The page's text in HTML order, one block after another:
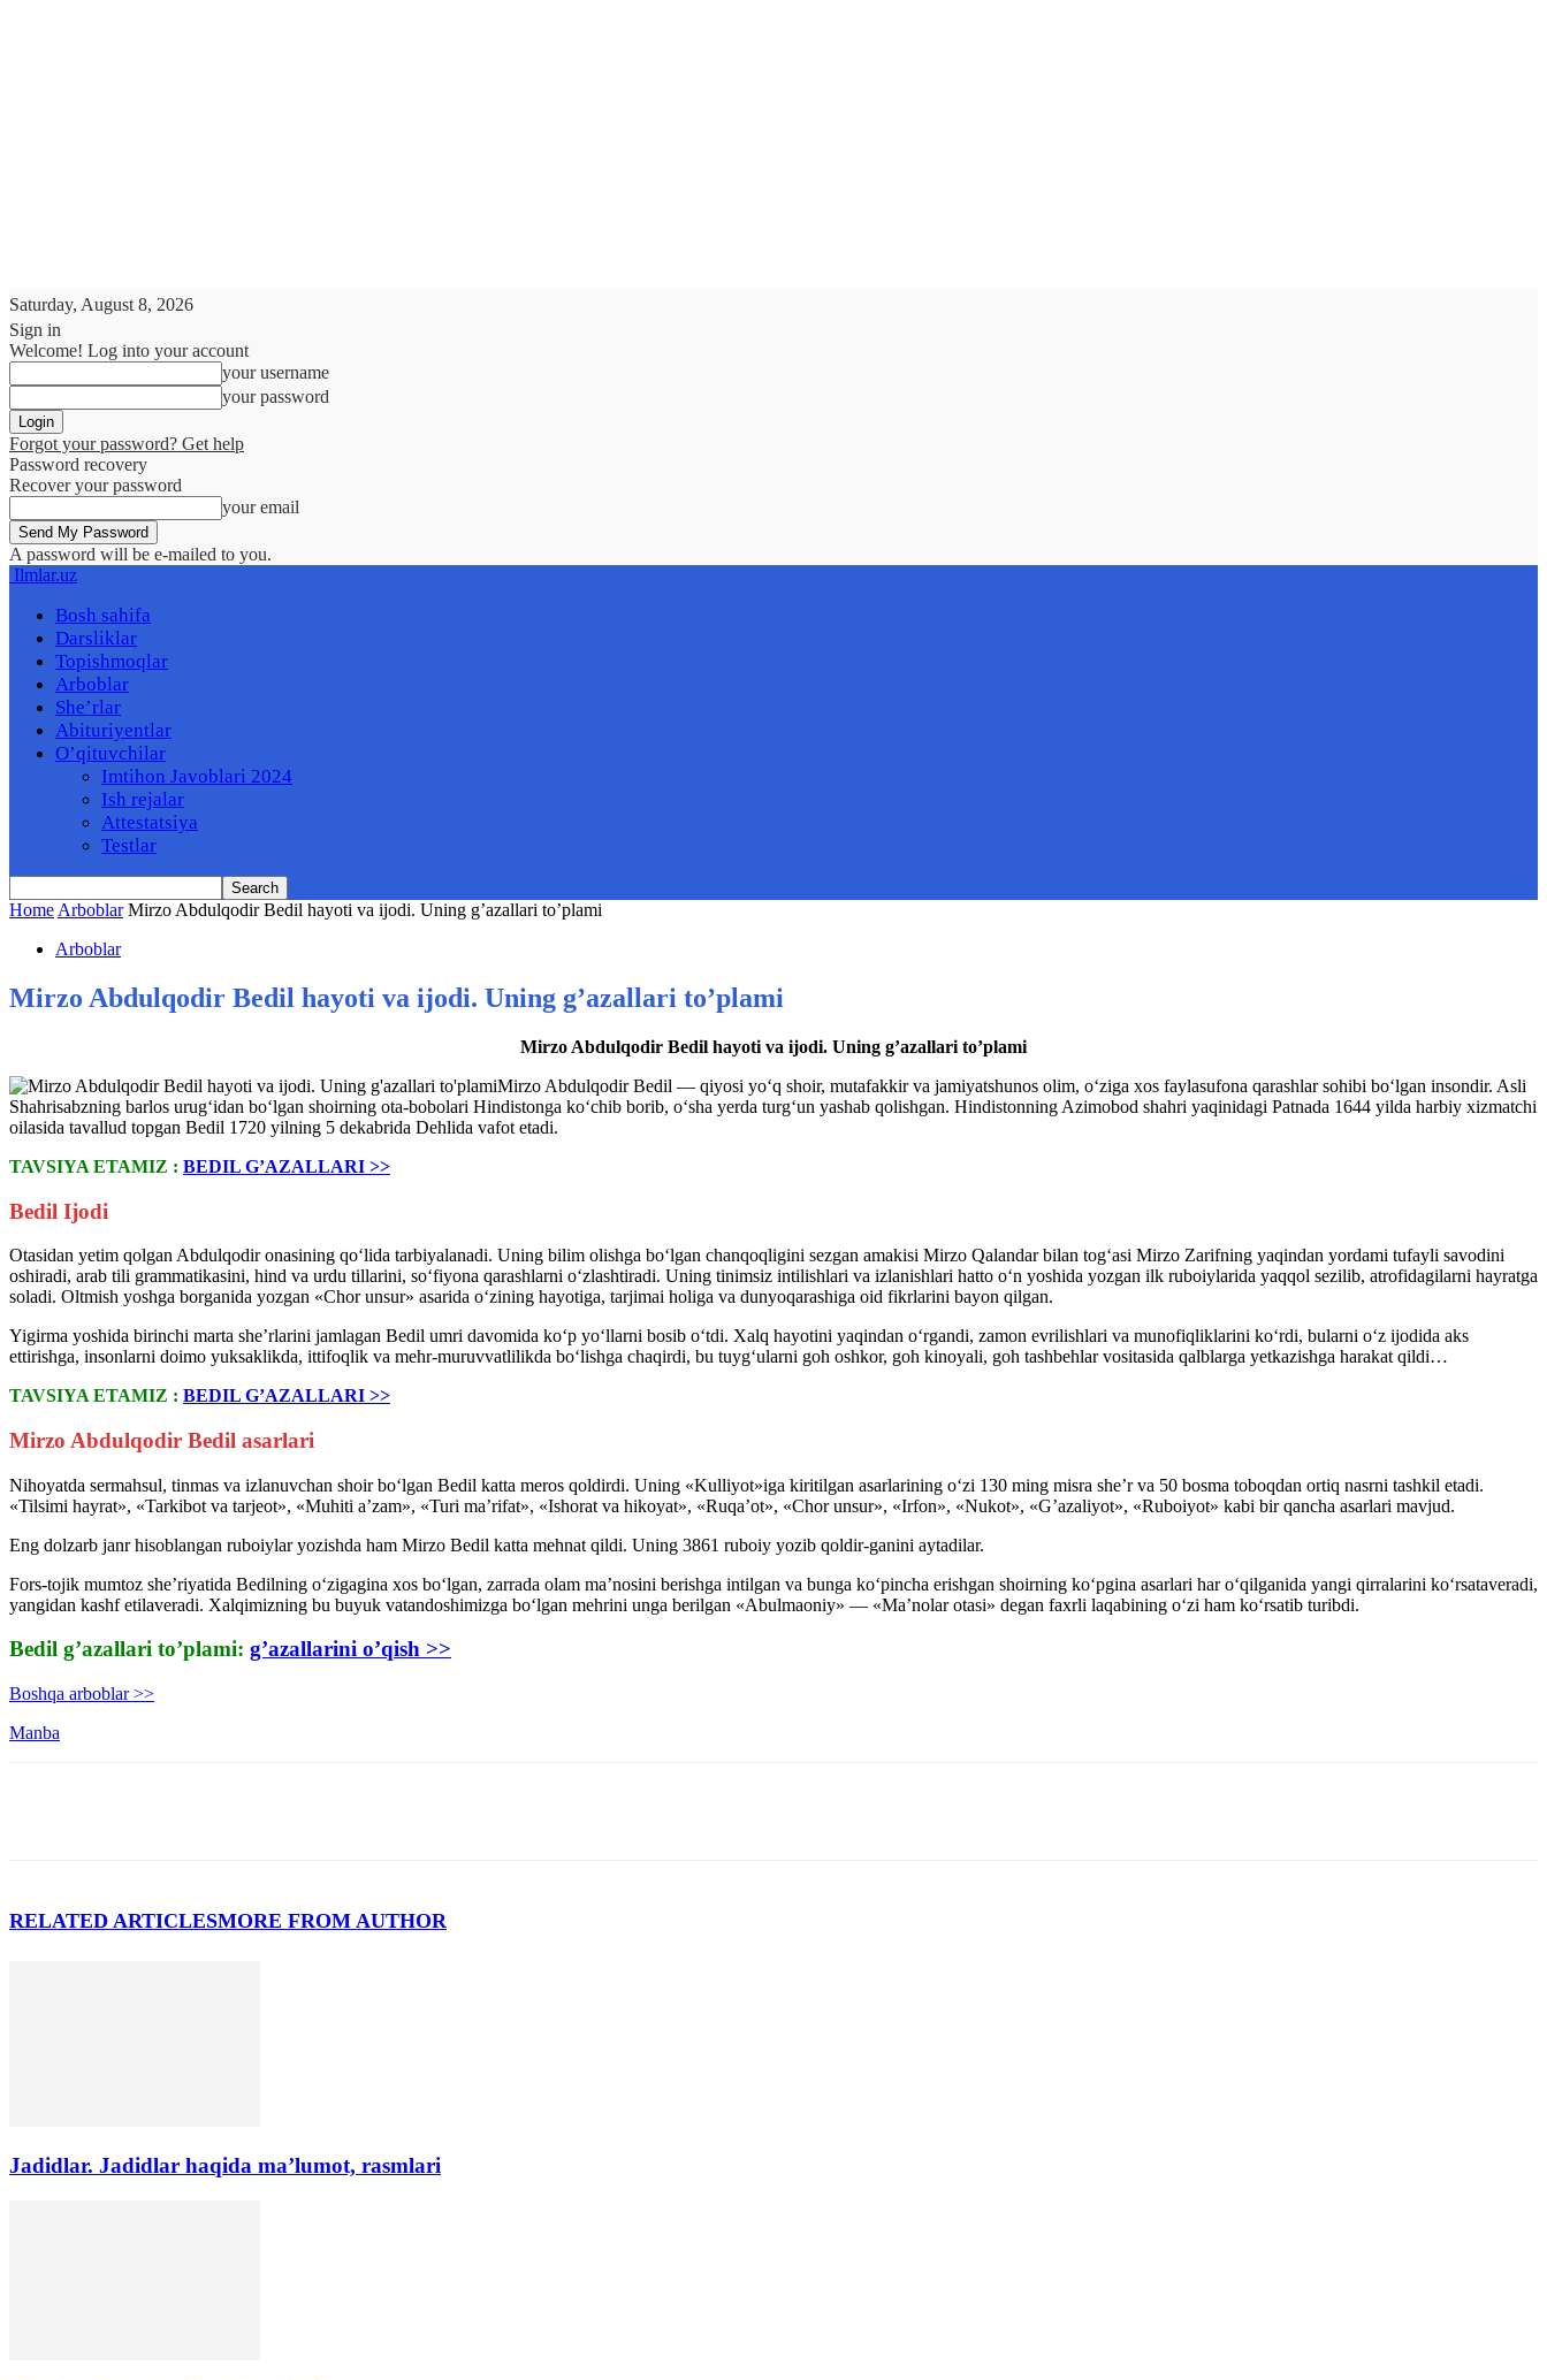
Saturday, August 8, 2026
Sign in
Welcome! Log into your account
your username
your password
Forgot your password? Get help
Password recovery
Recover your password
your email
A password will be e-mailed to you.
Ilmlar.uz
Bosh sahifa
Darsliklar
Topishmoqlar
Arboblar
She’rlar
Abituriyentlar
O’qituvchilar
Imtihon Javoblari 2024
Ish rejalar
Attestatsiya
Testlar
Home Arboblar Mirzo Abdulqodir Bedil hayoti va ijodi. Uning g’azallari to’plami
Arboblar
Mirzo Abdulqodir Bedil hayoti va ijodi. Uning g’azallari to’plami
Mirzo Abdulqodir Bedil hayoti va ijodi. Uning g’azallari to’plami
Mirzo Abdulqodir Bedil — qiyosi yo‘q shoir, mutafakkir va jamiyatshunos olim, o‘ziga xos faylasufona qarashlar sohibi bo‘lgan insondir. Asli
Shahrisabzning barlos urug‘idan bo‘lgan shoirning ota-bobolari Hindistonga ko‘chib borib, o‘sha yerda turg‘un yashab qolishgan. Hindistonning Azimobod shahri yaqinidagi Patnada 1644 yilda harbiy xizmatchi
oilasida tavallud topgan Bedil 1720 yilning 5 dekabrida Dehlida vafot etadi.
TAVSIYA ETAMIZ : BEDIL G’AZALLARI >>
Bedil Ijodi
Otasidan yetim qolgan Abdulqodir onasining qo‘lida tarbiyalanadi. Uning bilim olishga bo‘lgan chanqoqligini sezgan amakisi Mirzo Qalandar bilan tog‘asi Mirzo Zarifning yaqindan yordami tufayli savodini
oshiradi, arab tili grammatikasini, hind va urdu tillarini, so‘fiyona qarashlarni o‘zlashtiradi. Uning tinimsiz intilishlari va izlanishlari hatto o‘n yoshida yozgan ilk ruboiylarida yaqqol sezilib, atrofidagilarni hayratga
soladi. Oltmish yoshga borganida yozgan «Chor unsur» asarida o‘zining hayotiga, tarjimai holiga va dunyoqarashiga oid fikrlarini bayon qilgan.
Yigirma yoshida birinchi marta she’rlarini jamlagan Bedil umri davomida ko‘p yo‘llarni bosib o‘tdi. Xalq hayotini yaqindan o‘rgandi, zamon evrilishlari va munofiqliklarini ko‘rdi, bularni o‘z ijodida aks
ettirishga, insonlarni doimo yuksaklikda, ittifoqlik va mehr-muruvvatlilikda bo‘lishga chaqirdi, bu tuyg‘ularni goh oshkor, goh kinoyali, goh tashbehlar vositasida qalblarga yetkazishga harakat qildi…
TAVSIYA ETAMIZ : BEDIL G’AZALLARI >>
Mirzo Abdulqodir Bedil asarlari
Nihoyatda sermahsul, tinmas va izlanuvchan shoir bo‘lgan Bedil katta meros qoldirdi. Uning «Kulliyot»iga kiritilgan asarlarining o‘zi 130 ming misra she’r va 50 bosma toboqdan ortiq nasrni tashkil etadi.
«Tilsimi hayrat», «Tarkibot va tarjeot», «Muhiti a’zam», «Turi ma’rifat», «Ishorat va hikoyat», «Ruqa’ot», «Chor unsur», «Irfon», «Nukot», «G’azaliyot», «Ruboiyot» kabi bir qancha asarlari mavjud.
Eng dolzarb janr hisoblangan ruboiylar yozishda ham Mirzo Bedil katta mehnat qildi. Uning 3861 ruboiy yozib qoldir-ganini aytadilar.
Fors-tojik mumtoz she’riyatida Bedilning o‘zigagina xos bo‘lgan, zarrada olam ma’nosini berishga intilgan va bunga ko‘pincha erishgan shoirning ko‘pgina asarlari har o‘qilganida yangi qirralarini ko‘rsataveradi,
yangidan kashf etilaveradi. Xalqimizning bu buyuk vatandoshimizga bo‘lgan mehrini unga berilgan «Abulmaoniy» — «Ma’nolar otasi» degan faxrli laqabining o‘zi ham ko‘rsatib turibdi.
Bedil g’azallari to’plami: g’azallarini o’qish >>
Boshqa arboblar >>
Manba
RELATED ARTICLESMORE FROM AUTHOR
Jadidlar. Jadidlar haqida ma’lumot, rasmlari